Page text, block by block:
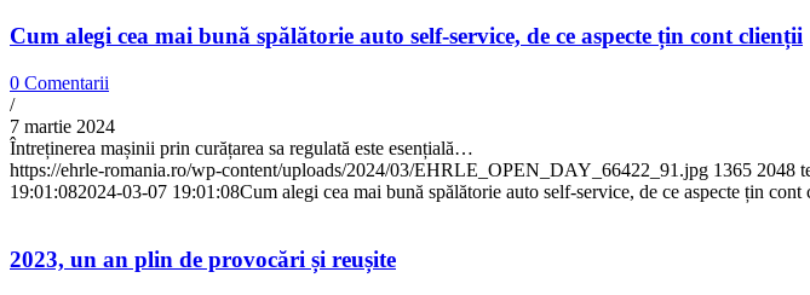
Cum alegi cea mai bună spălătorie auto self-service, de ce aspecte țin cont clienții
0 Comentarii
/
7 martie 2024
Întreținerea mașinii prin curățarea sa regulată este esențială…
https://ehrle-romania.ro/wp-content/uploads/2024/03/EHRLE_OPEN_DAY_66422_91.jpg 1365 2048
19:01:082024-03-07 19:01:08Cum alegi cea mai bună spălătorie auto self-service, de ce aspecte țin cont
2023, un an plin de provocări și reușite